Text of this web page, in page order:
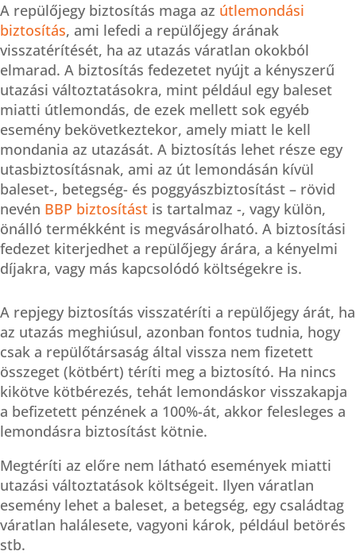
A repülőjegy biztosítás maga az útlemondási
biztosítás, ami lefedi a repülőjegy árának
visszatérítését, ha az utazás váratlan okokból
elmarad. A biztosítás fedezetet nyújt a kényszerű
utazási változtatásokra, mint például egy baleset
miatti útlemondás, de ezek mellett sok egyéb
esemény bekövetkeztekor, amely miatt le kell
mondania az utazását. A biztosítás lehet része egy
utasbiztosításnak, ami az út lemondásán kívül
baleset-, betegség- és poggyászbiztosítást – rövid
nevén BBP biztosítást is tartalmaz -, vagy külön,
önálló termékként is megvásárolható. A biztosítási
fedezet kiterjedhet a repülőjegy árára, a kényelmi
díjakra, vagy más kapcsolódó költségekre is.
A repjegy biztosítás visszatéríti a repülőjegy árát, ha
az utazás meghiúsul, azonban fontos tudnia, hogy
csak a repülőtársaság által vissza nem fizetett
összeget (kötbért) téríti meg a biztosító. Ha nincs
kikötve kötbérezés, tehát lemondáskor visszakapja
a befizetett pénzének a 100%-át, akkor felesleges a
lemondásra biztosítást kötnie.
Megtéríti az előre nem látható események miatti
utazási változtatások költségeit. Ilyen váratlan
esemény lehet a baleset, a betegség, egy családtag
váratlan halálesete, vagyoni károk, például betörés
stb.